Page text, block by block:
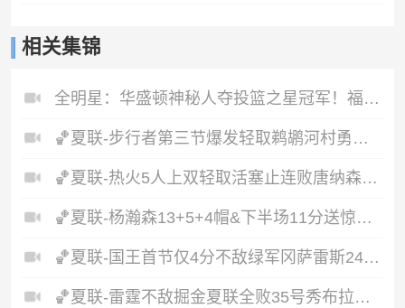
相关集锦
全明星：华盛顿神秘人夺投篮之星冠军！福德夺得三分大赛冠军！
🏀夏联-步行者第三节爆发轻取鹈鹕河村勇辉5+5+12斯劳森22分
🏀夏联-热火5人上双轻取活塞止连败唐纳森20+8+10奥科里27分
🏀夏联-杨瀚森13+5+4帽&下半场11分送惊艳妙传开拓者力克掘金
🏀夏联-国王首节仅4分不敌绿军冈萨雷斯24+10+5塞纳克10+12
🏀夏联-雷霆不敌掘金夏联全败35号秀布拉齐尔32+6马拉14+7+6